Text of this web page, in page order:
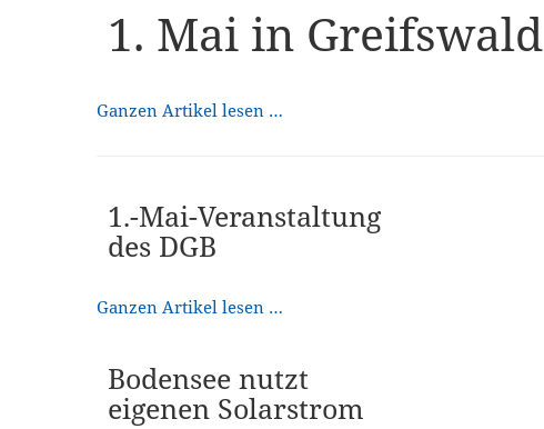
1. Mai in Greifswald
Ganzen Artikel lesen …
1.-Mai-Veranstaltung
des DGB
Ganzen Artikel lesen …
Bodensee nutzt
eigenen Solarstrom